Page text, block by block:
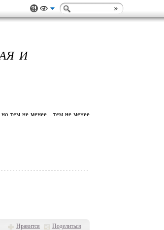
И
тем не менее... тем не менее
Нравится Поделиться